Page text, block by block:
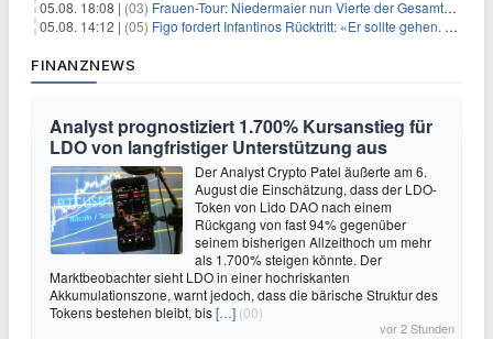
05.08. 18:08 | (03) Frauen-Tour: Niedermaier nun Vierte der Gesamtwertung
05.08. 14:12 | (05) Figo fordert Infantinos Rücktritt: «Er sollte gehen. Jetzt»
FINANZNEWS
Analyst prognostiziert 1.700% Kursanstieg für
LDO von langfristiger Unterstützung aus
Der Analyst Crypto Patel äußerte am 6.
August die Einschätzung, dass der LDO-
Token von Lido DAO nach einem
Rückgang von fast 94% gegenüber
seinem bisherigen Allzeithoch um mehr
als 1.700% steigen könnte. Der
Marktbeobachter sieht LDO in einer hochriskanten
Akkumulationszone, warnt jedoch, dass die bärische Struktur des
Tokens bestehen bleibt, bis[…] (00)
vor 2 Stunden